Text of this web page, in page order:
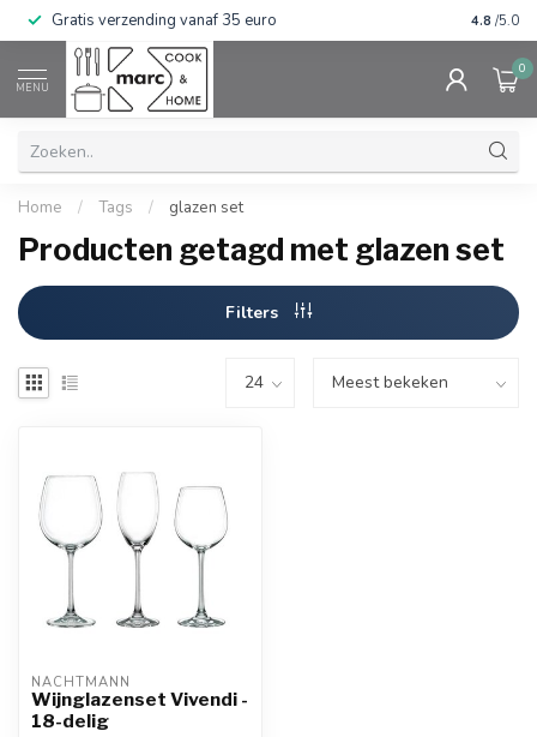
Gratis verzending vanaf 35 euro 4.8 /5.0
MENU
0
Home / Tags / glazen set
Producten getagd met glazen set
Filters
NACHTMANN
Wijnglazenset Vivendi -
18-delig